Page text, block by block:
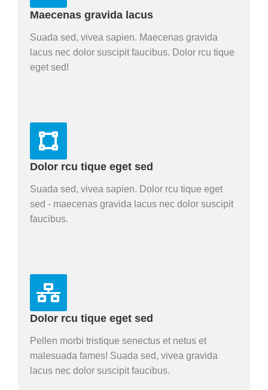
Maecenas gravida lacus
Suada sed, vivea sapien. Maecenas gravida
lacus nec dolor suscipit faucibus. Dolor rcu tique
eget sed!
Dolor rcu tique eget sed
Suada sed, vivea sapien. Dolor rcu tique eget
sed - maecenas gravida lacus nec dolor suscipit
faucibus.
Dolor rcu tique eget sed
Pellen morbi tristique senectus et netus et
malesuada fames! Suada sed, vivea gravida
lacus nec dolor suscipit faucibus.